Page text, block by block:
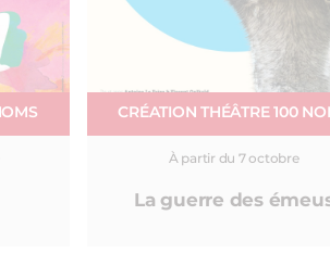
CRÉATION THÉÂTRE 100
À partir du 7 octobre
La guerre des